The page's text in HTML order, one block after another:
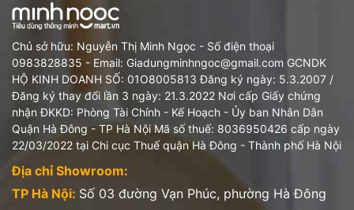
Chủ sở hữu: Nguyễn Thị Minh Ngọc - Số điện thoại
0983828835 - Email: Giadungminhngoc@gmail.com GCNDK
HỘ KINH DOANH SỐ: 01O8005813 Đăng ký ngày: 5.3.2007 /
Đăng ký thay đổi lần 3 ngày: 21.3.2022 Nơi cấp Giấy chứng
nhận ĐKKD: Phòng Tài Chính - Kế Hoạch - Ủy ban Nhân Dân
Quận Hà Đông - TP Hà Nội Mã số thuế: 8036950426 cấp ngày
22/03/2022 tại Chi cục Thuế quận Hà Đông - Thành phố Hà Nội
Địa chỉ Showroom:
TP Hà Nội: Số 03 đường Vạn Phúc, phường Hà Đông